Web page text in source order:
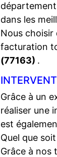
dans les
Nous choisir
facturation
(77163) .
Grâce à un
réaliser une
est
Quel que
Grâce à nos